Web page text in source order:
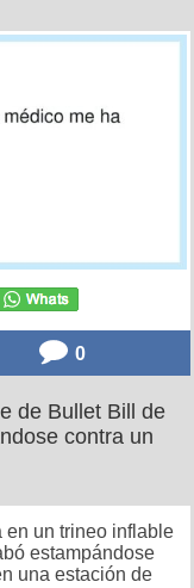
0
de Bullet Bill de
contra un
en un trineo inflable
estampándose
una estación de